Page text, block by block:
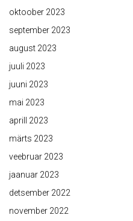
oktoober 2023
september 2023
august 2023
juuli 2023
juuni 2023
mai 2023
aprill 2023
märts 2023
veebruar 2023
jaanuar 2023
detsember 2022
november 2022